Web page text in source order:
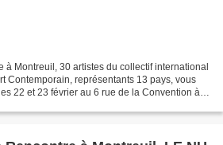
à Montreuil, 30 artistes du collectif international
Contemporain, représentants 13 pays, vous
22 et 23 février au 6 rue de la Convention à